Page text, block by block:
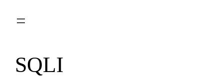
SQLI